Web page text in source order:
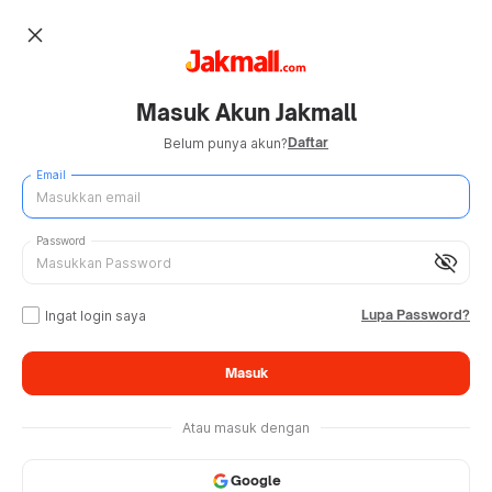
close
Masuk Akun Jakmall
Belum punya akun?Daftar
Email
visibility_off
Password
Ingat login saya Lupa Password?
Masuk
Atau masuk dengan
Google